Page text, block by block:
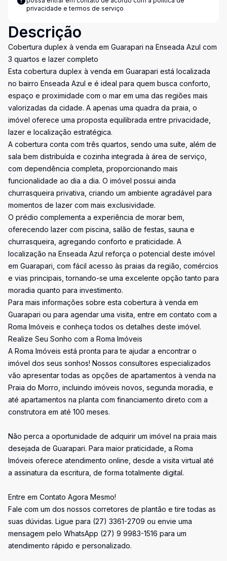
privacidade e termos de serviço
Descrição
Cobertura duplex à venda em Guarapari na Enseada Azul com
3 quartos e lazer completo
Esta cobertura duplex à venda em Guarapari está localizada
no bairro Enseada Azul e é ideal para quem busca conforto,
espaço e proximidade com o mar em uma das regiões mais
valorizadas da cidade. A apenas uma quadra da praia, o
imóvel oferece uma proposta equilibrada entre privacidade,
lazer e localização estratégica.
A cobertura conta com três quartos, sendo uma suíte, além de
sala bem distribuída e cozinha integrada à área de serviço,
com dependência completa, proporcionando mais
funcionalidade ao dia a dia. O imóvel possui ainda
churrasqueira privativa, criando um ambiente agradável para
momentos de lazer com mais exclusividade.
O prédio complementa a experiência de morar bem,
oferecendo lazer com piscina, salão de festas, sauna e
churrasqueira, agregando conforto e praticidade. A
localização na Enseada Azul reforça o potencial deste imóvel
em Guarapari, com fácil acesso às praias da região, comércios
e vias principais, tornando-se uma excelente opção tanto para
moradia quanto para investimento.
Para mais informações sobre esta cobertura à venda em
Guarapari ou para agendar uma visita, entre em contato com a
Roma Imóveis e conheça todos os detalhes deste imóvel.
Realize Seu Sonho com a Roma Imóveis
A Roma Imóveis está pronta para te ajudar a encontrar o
imóvel dos seus sonhos! Nossos consultores especializados
vão apresentar todas as opções de apartamentos à venda na
Praia do Morro, incluindo imóveis novos, segunda moradia, e
até apartamentos na planta com financiamento direto com a
construtora em até 100 meses.
Não perca a oportunidade de adquirir um imóvel na praia mais
desejada de Guarapari. Para maior praticidade, a Roma
Imóveis oferece atendimento online, desde a visita virtual até
a assinatura da escritura, de forma totalmente digital.
Entre em Contato Agora Mesmo!
Fale com um dos nossos corretores de plantão e tire todas as
suas dúvidas. Ligue para (27) 3361-2709 ou envie uma
mensagem pelo WhatsApp (27) 9 9983-1516 para um
atendimento rápido e personalizado.